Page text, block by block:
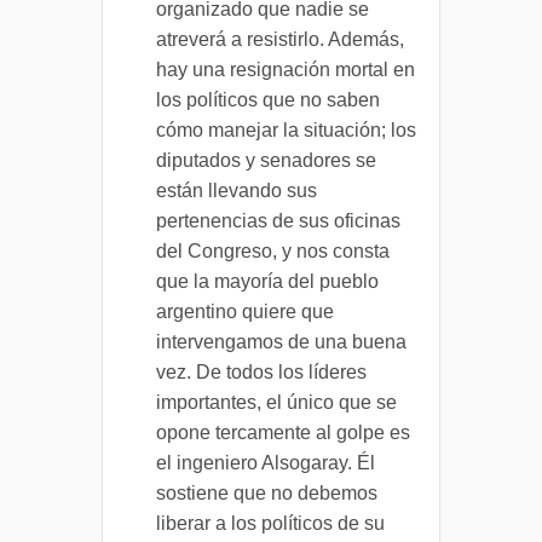
organizado que nadie se
atreverá a resistirlo. Además,
hay una resignación mortal en
los políticos que no saben
cómo manejar la situación; los
diputados y senadores se
están llevando sus
pertenencias de sus oficinas
del Congreso, y nos consta
que la mayoría del pueblo
argentino quiere que
intervengamos de una buena
vez. De todos los líderes
importantes, el único que se
opone tercamente al golpe es
el ingeniero Alsogaray. Él
sostiene que no debemos
liberar a los políticos de su